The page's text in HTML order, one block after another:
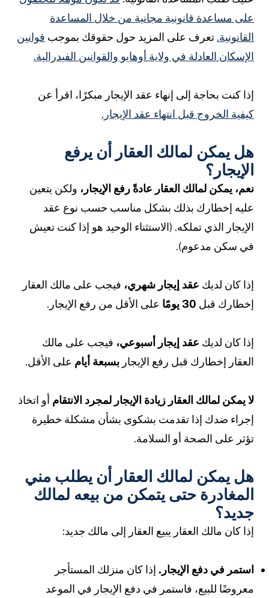
على مساعدة قانونية مجانية من خلال المساعدة
القانونية. تعرف على المزيد حول حقوقك بموجب قوانين
الإسكان العادلة في ولاية أوهايو والقوانين الفيدرالية.
إذا كنت بحاجة إلى إنهاء عقد الإيجار مبكرًا، اقرأ عن
كيفية الخروج قبل انتهاء عقد الإيجار.
هل يمكن لمالك العقار أن يرفع
الإيجار؟
نعم، يمكن لمالك العقار عادةً رفع الإيجار، ولكن يتعين
عليه إخطارك بذلك بشكل مناسب حسب نوع عقد
الإيجار الذي تملكه. (الاستثناء الوحيد هو إذا كنت تعيش
في سكن مدعوم).
إذا كان لديك عقد إيجار شهري، فيجب على مالك العقار
إخطارك قبل 30 يومًا على الأقل من رفع الإيجار.
إذا كان لديك عقد إيجار أسبوعي، فيجب على مالك
العقار إخطارك قبل رفع الإيجار بسبعة أيام على الأقل.
لا يمكن لمالك العقار زيادة الإيجار لمجرد الانتقام أو اتخاذ
إجراء ضدك إذا تقدمت بشكوى بشأن مشكلة خطيرة
تؤثر على الصحة أو السلامة.
هل يمكن لمالك العقار أن يطلب مني
المغادرة حتى يتمكن من بيعه لمالك
جديد؟
إذا كان مالك العقار يبيع العقار إلى مالك جديد:
استمر في دفع الإيجار.إذا كان منزلك المستأجر
معروضًا للبيع، فاستمر في دفع الإيجار في الموعد